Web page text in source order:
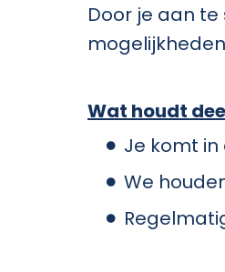
Door je aan
Wat houdt
Je komt
We